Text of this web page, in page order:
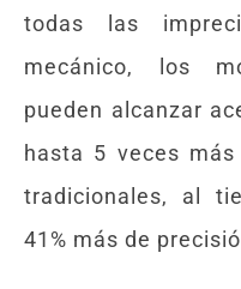
todas las
mecánico, los
pueden alcanzar
hasta 5 veces
tradicionales, al
41% más de